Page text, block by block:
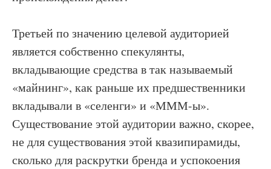
Третьей по значению целевой аудиторией
является собственно спекулянты,
вкладывающие средства в так называемый
«майнинг», как раньше их предшественники
вкладывали в «селенги» и «МММ-ы».
Существование этой аудитории важно, скорее,
не для существования этой квазипирамиды,
сколько для раскрутки бренда и успокоения